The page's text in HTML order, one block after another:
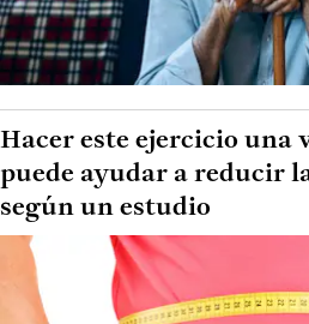
Hacer este ejercicio una
puede ayudar a reducir
según un estudio